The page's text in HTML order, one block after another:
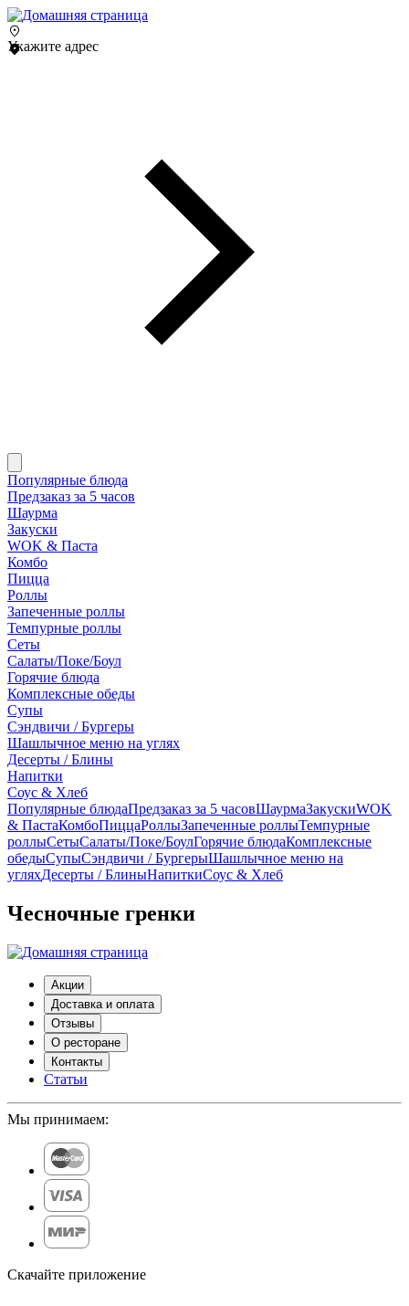
Укажите адрес
Популярные блюда
Предзаказ за 5 часов
Шаурма
Закуски
WOK & Паста
Комбо
Пицца
Роллы
Запеченные роллы
Темпурные роллы
Сеты
Cалаты/Поке/Боул
Горячие блюда
Комплексные обеды
Супы
Сэндвичи / Бургеры
Шашлычное меню на углях
Десерты / Блины
Напитки
Соус & Хлеб
Популярные блюдаПредзаказ за 5 часовШаурмаЗакускиWOK
& ПастаКомбоПиццаРоллыЗапеченные роллыТемпурные
роллыСетыCалаты/Поке/БоулГорячие блюдаКомплексные
обедыСупыСэндвичи / БургерыШашлычное меню на
угляхДесерты / БлиныНапиткиСоус & Хлеб
Чесночные гренки
Акции
Доставка и оплата
Отзывы
О ресторане
Контакты
Статьи
Мы принимаем:
Скачайте приложение